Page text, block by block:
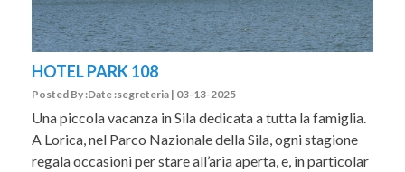
HOTEL PARK 108
Posted By :Date :segreteria | 03-13-2025
Una piccola vacanza in Sila dedicata a tutta la famiglia.
A Lorica, nel Parco Nazionale della Sila, ogni stagione
regala occasioni per stare all’aria aperta, e, in particolar